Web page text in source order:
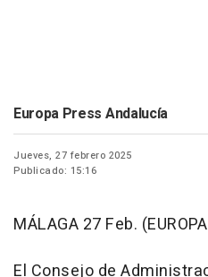
Europa Press Andalucía
Jueves, 27 febrero 2025
Publicado: 15:16
MÁLAGA 27 Feb.
El Consejo de